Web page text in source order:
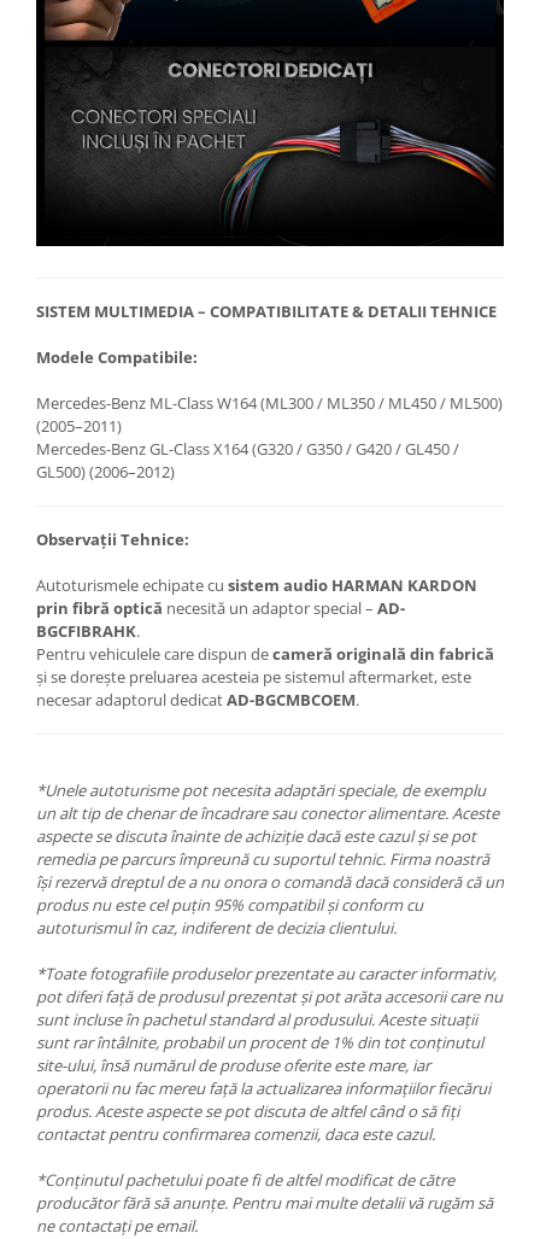
SISTEM MULTIMEDIA – COMPATIBILITATE & DETALII TEHNICE
Modele Compatibile:
Mercedes-Benz ML-Class W164 (ML300 / ML350 / ML450 / ML500)
(2005–2011)
Mercedes-Benz GL-Class X164 (G320 / G350 / G420 / GL450 /
GL500) (2006–2012)
Observații Tehnice:
Autoturismele echipate cu sistem audio HARMAN KARDON
prin fibră optică necesită un adaptor special – AD-
BGCFIBRAHK.
Pentru vehiculele care dispun decameră originală din fabrică
și se dorește preluarea acesteia pe sistemul aftermarket, este
necesar adaptorul dedicatAD-BGCMBCOEM.
*Unele autoturisme pot necesita adaptări speciale, de exemplu
un alt tip de chenar de încadrare sau conector alimentare. Aceste
aspecte se discuta înainte de achiziție dacă este cazul și se pot
remedia pe parcurs împreună cu suportul tehnic. Firma noastră
își rezervă dreptul de a nu onora o comandă dacă consideră că un
produs nu este cel puțin 95% compatibil și conform cu
autoturismul în caz, indiferent de decizia clientului.
*Toate fotografiile produselor prezentate au caracter informativ,
pot diferi față de produsul prezentat și pot arăta accesorii care nu
sunt incluse în pachetul standard al produsului. Aceste situații
sunt rar întâlnite, probabil un procent de 1% din tot conținutul
site-ului, însă numărul de produse oferite este mare, iar
operatorii nu fac mereu față la actualizarea informațiilor fiecărui
produs. Aceste aspecte se pot discuta de altfel când o să fiți
contactat pentru confirmarea comenzii, daca este cazul.
*Conținutul pachetului poate fi de altfel modificat de către
producător fără să anunțe. Pentru mai multe detalii vă rugăm să
ne contactați pe email.